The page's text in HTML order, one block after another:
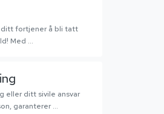
ditt fortjener å bli tatt
Med ...
eller ditt sivile ansvar
garanterer ...